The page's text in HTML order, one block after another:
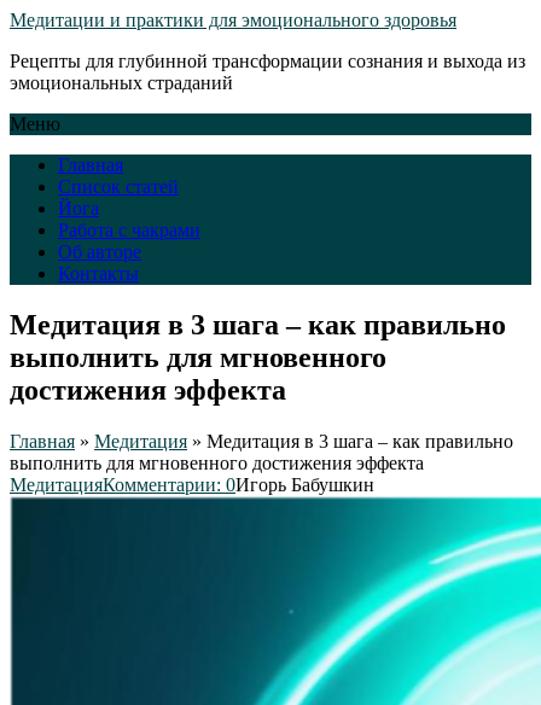
Медитации и практики для эмоционального здоровья
Рецепты для глубинной трансформации сознания и выхода из
эмоциональных страданий
Меню
Главная
Список статей
Йога
Работа с чакрами
Об авторе
Контакты
Медитация в 3 шага – как правильно
выполнить для мгновенного
достижения эффекта
Главная » Медитация » Медитация в 3 шага – как правильно
выполнить для мгновенного достижения эффекта
МедитацияКомментарии: 0Игорь Бабушкин